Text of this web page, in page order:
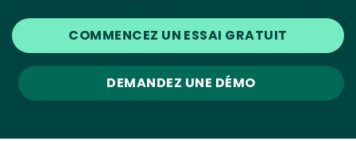
COMMENCEZ UN ESSAI GRATUIT
DEMANDEZ UNE DÉMO